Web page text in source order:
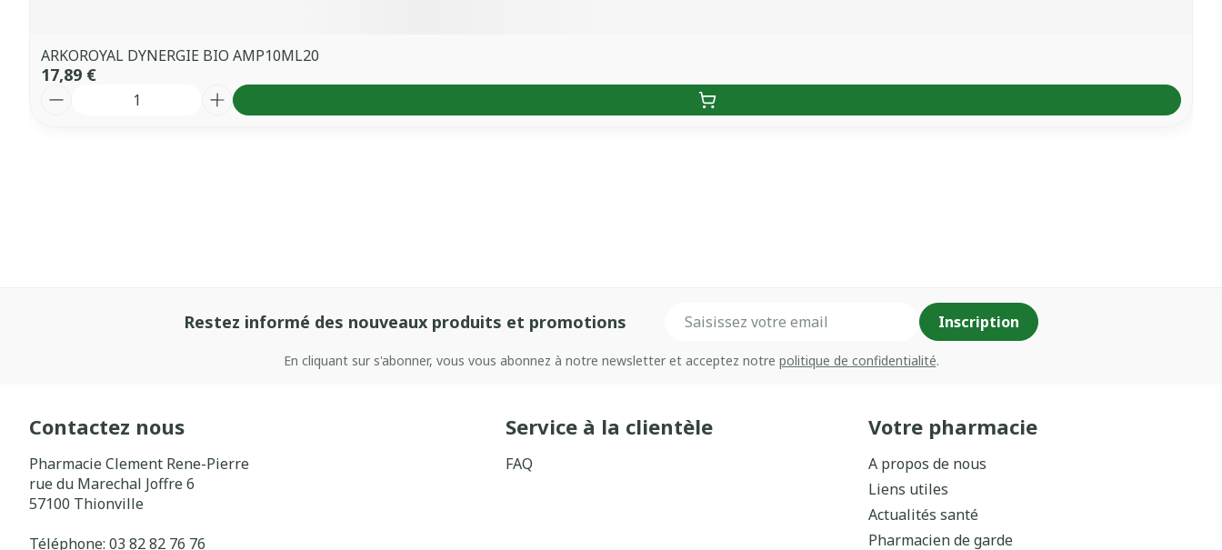
ARKOROYAL DYNERGIE BIO AMP10ML20
17,89 €
Restez informé des nouveaux produits et promotions Inscription
En cliquant sur s'abonner, vous vous abonnez à notre newsletter et acceptez notre politique de confidentialité.
Contactez nous
Pharmacie Clement Rene-Pierre
rue du Marechal Joffre 6
57100 Thionville
Téléphone: 03 82 82 76 76
Service à la clientèle
FAQ
Votre pharmacie
A propos de nous
Liens utiles
Actualités santé
Pharmacien de garde